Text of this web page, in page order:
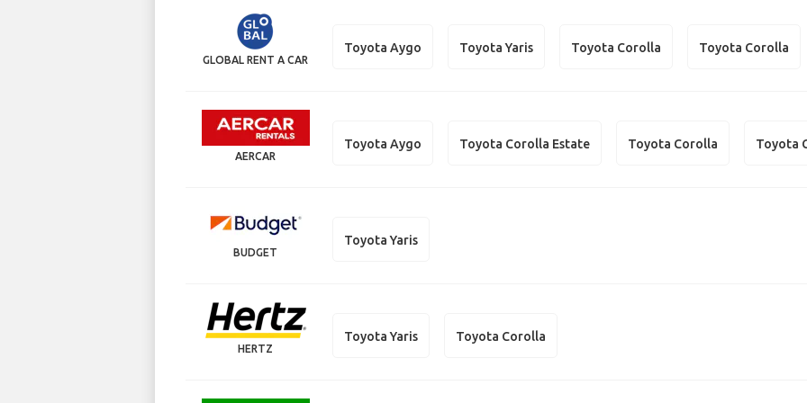
GLOBAL RENT A CAR
Toyota Aygo Toyota Yaris Toyota Corolla Toyota Corolla
AERCAR
Toyota Aygo Toyota Corolla Estate Toyota Corolla Toyota
BUDGET
Toyota Yaris
HERTZ
Toyota Yaris Toyota Corolla